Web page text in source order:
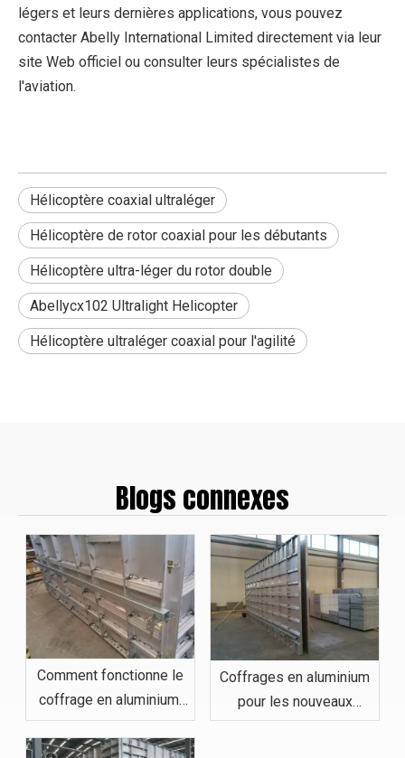
légers et leurs dernières applications, vous pouvez
contacter Abelly International Limited directement via leur
site Web officiel ou consulter leurs spécialistes de
l'aviation.
Hélicoptère coaxial ultraléger
Hélicoptère de rotor coaxial pour les débutants
Hélicoptère ultra-léger du rotor double
Abellycx102 Ultralight Helicopter
Hélicoptère ultraléger coaxial pour l'agilité
Blogs connexes
Comment fonctionne le
coffrage en aluminium,
de l'installation à la
réutilisation
Coffrages en aluminium
pour les nouveaux
utilisateurs : ce que vous